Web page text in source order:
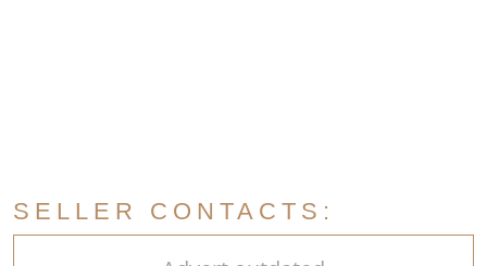
SELLER CONTACTS: